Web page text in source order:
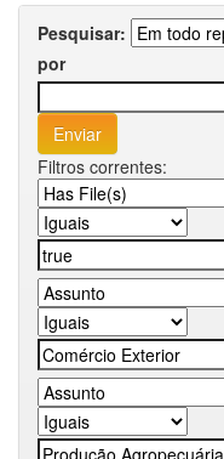
Pesquisar:
por
Filtros correntes: